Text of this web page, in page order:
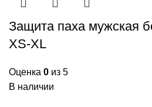
Защита паха мужская
XS-XL
Оценка 0 из 5
В наличии